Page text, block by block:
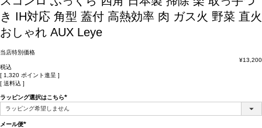
き IH対応 角型 蓋付 高熱効率 肉 ガス火 野菜 直火
おしゃれ AUX Leye
当店特別価格
¥13,200
税込
[ 1,320 ポイント進呈 ]
送料込
ラッピング選択はこちら
(必
メール便